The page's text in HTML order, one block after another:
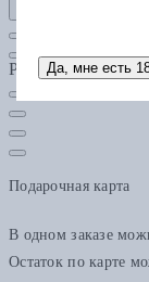
Рубрики
Подарочная карта
В одном заказе
Остаток по карте
Да, мне есть